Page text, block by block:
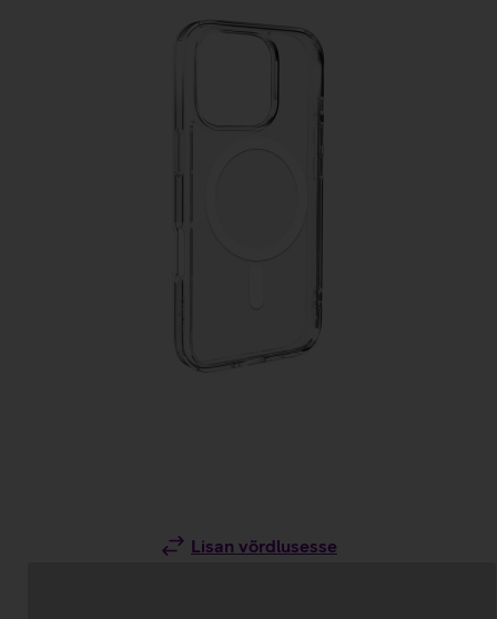
Lisan võrdlusesse